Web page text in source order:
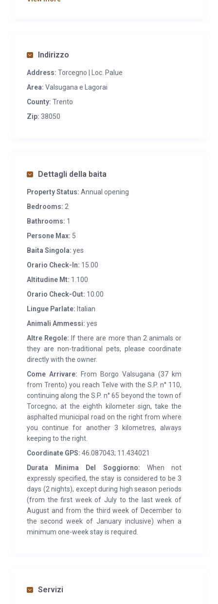
characteristics: entrance facing NE and open on two
bedroom with three beds and bathroom with shower.
SERVICES:In Torcegno (4 km) supermarket,
restaurant, bank, and bus stop. 4 km away from a
Indirizzo
Address: Torcegno | Loc. Palue
Area: Valsugana e Lagorai
County: Trento
Zip: 38050
Dettagli della baita
Property Status: Annual opening
Bedrooms: 2
Bathrooms: 1
Persone Max: 5
Baita Singola: yes
Orario Check-In: 15.00
Altitudine Mt: 1.100
Orario Check-Out: 10.00
Lingue Parlate: Italian
Animali Ammessi: yes
Altre Regole: If there are more than 2 animals or
they are non-traditional pets, please coordinate
directly with the owner.
Come Arrivare: From Borgo Valsugana (37 km
from Trento) you reach Telve with the S.P. n° 110,
continuing along the S.P. n° 65 beyond the town of
Torcegno; at the eighth kilometer sign, take the
asphalted municipal road on the right from where
you continue for another 3 kilometres, always
keeping to the right.
Coordinate GPS: 46.087043; 11.434021
Durata Minima Del Soggiorno: When not
expressly specified, the stay is considered to be 3
days (2 nights), except during high season periods
(from the first week of July to the last week of
August and from the third week of December to
the second week of January inclusive) when a
minimum one-week stay is required.
Servizi